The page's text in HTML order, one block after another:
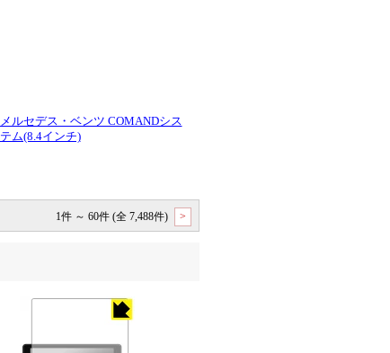
メルセデス・ベンツ COMANDシス
テム(8.4インチ)
1件 ～ 60件 (全 7,488件) >